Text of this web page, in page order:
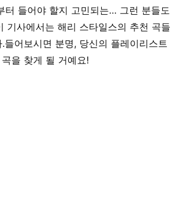
터 들어야 할지 고민되는… 그런 분들도
기사에서는 해리 스타일스의 추천 곡들
들어보시면 분명, 당신의 플레이리스트
을 찾게 될 거예요!